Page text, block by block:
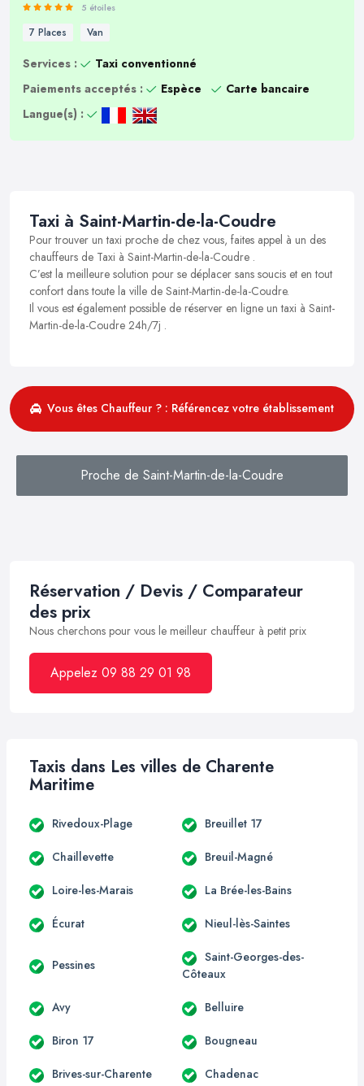
5 étoiles
7 Places Van
Services :
Taxi conventionné
Paiements acceptés :
Espèce
Carte bancaire
Langue(s) :
Taxi à Saint-Martin-de-la-Coudre
Pour trouver un taxi proche de chez vous, faites appel à un des
chauffeurs de Taxi à Saint-Martin-de-la-Coudre .
C’est la meilleure solution pour se déplacer sans soucis et en tout
confort dans toute la ville de Saint-Martin-de-la-Coudre.
Il vous est également possible de réserver en ligne un taxi à Saint-
Martin-de-la-Coudre 24h/7j .
Vous êtes Chauffeur ? : Référencez votre établissement
Proche de Saint-Martin-de-la-Coudre
Réservation / Devis / Comparateur
des prix
Nous cherchons pour vous le meilleur chauffeur à petit prix
Appelez 09 88 29 01 98
Taxis dans Les villes de Charente
Maritime
Rivedoux-Plage Breuillet 17
Chaillevette Breuil-Magné
Loire-les-Marais La Brée-les-Bains
Écurat Nieul-lès-Saintes
Pessines
Saint-Georges-des-
Côteaux
Avy Belluire
Biron 17 Bougneau
Brives-sur-Charente Chadenac